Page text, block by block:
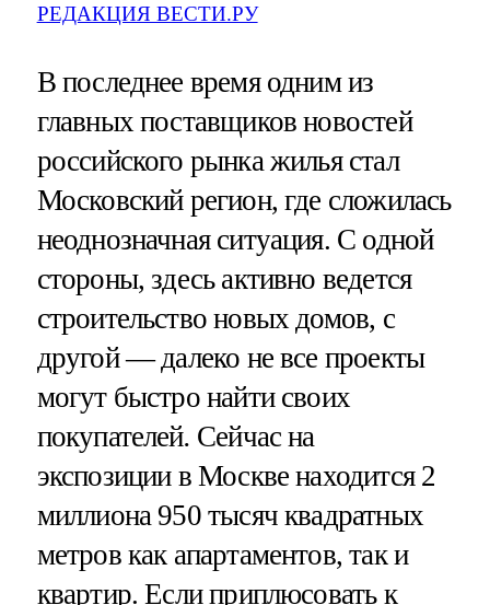
РЕДАКЦИЯ ВЕСТИ.РУ
В последнее время одним из
главных поставщиков новостей
российского рынка жилья стал
Московский регион, где сложилась
неоднозначная ситуация. С одной
стороны, здесь активно ведется
строительство новых домов, с
другой — далеко не все проекты
могут быстро найти своих
покупателей. Сейчас на
экспозиции в Москве находится 2
миллиона 950 тысяч квадратных
метров как апартаментов, так и
квартир. Если приплюсовать к